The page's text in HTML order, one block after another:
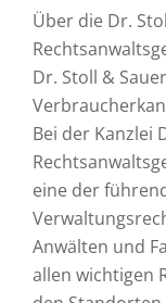
Über die Dr.
Dr. Stoll &
Bei der Kanzlei
eine der
Anwälten und
allen wichtigen